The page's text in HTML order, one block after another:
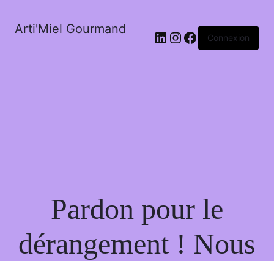
Arti'Miel Gourmand LinkedIn
Instagram
Facebook
Connexion
Pardon pour le
dérangement ! Nous